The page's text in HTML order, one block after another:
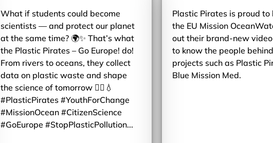
What if students could become
scientists — and protect our planet
at the same time? 🌍✨ That’s what
the Plastic Pirates – Go Europe! do!
From rivers to oceans, they collect
data on plastic waste and shape
the science of tomorrow 🏴‍☠️💧
#PlasticPirates #YouthForChange
#MissionOcean #CitizenScience
#GoEurope #StopPlasticPollution...
Plastic Pirates is proud
the EU Mission
out their brand-new
to know the people
projects such as Plastic
Blue Mission Med.